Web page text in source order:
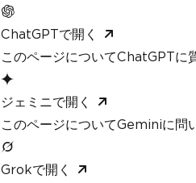
ChatGPTで開く
このページについてChatGPTに
ジェミニで開く
このページについてGeminiに問
Grokで開く